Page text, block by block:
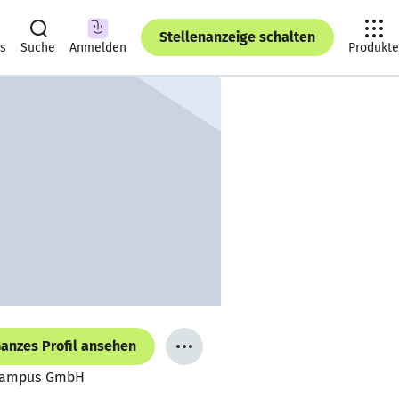
Suche Anmelden
Stellenanzeige schalten
Produkte
Profil ansehen
GmbH